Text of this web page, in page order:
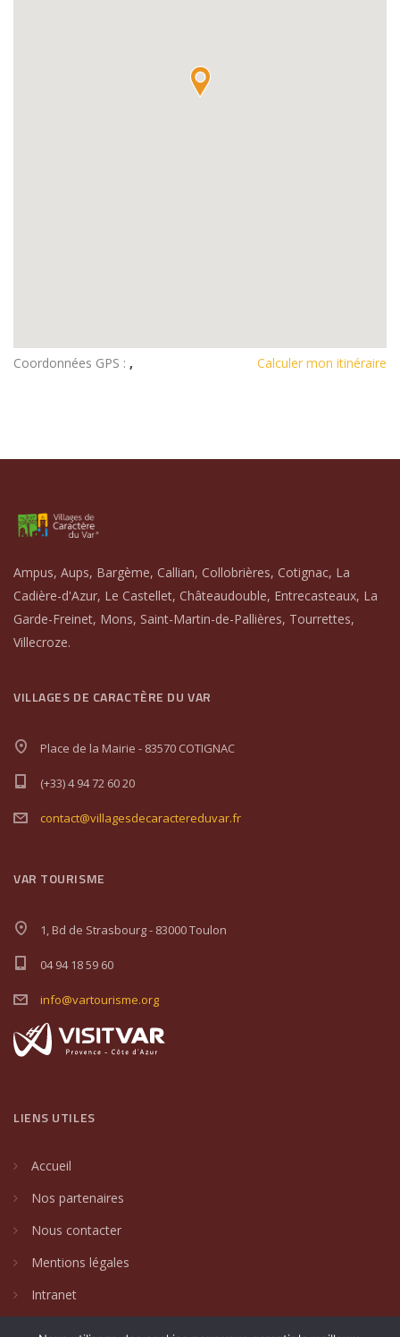
Coordonnées GPS : , Calculer mon itinéraire
Ampus, Aups, Bargème, Callian, Collobrières, Cotignac, La
Cadière-d'Azur, Le Castellet, Châteaudouble, Entrecasteaux, La
Garde-Freinet, Mons, Saint-Martin-de-Pallières, Tourrettes,
Villecroze.
VILLAGES DE CARACTÈRE DU VAR
Place de la Mairie - 83570 COTIGNAC
(+33) 4 94 72 60 20
contact@villagesdecaractereduvar.fr
VAR TOURISME
1, Bd de Strasbourg - 83000 Toulon
04 94 18 59 60
info@vartourisme.org
LIENS UTILES
Accueil
Nos partenaires
Nous contacter
Mentions légales
Intranet